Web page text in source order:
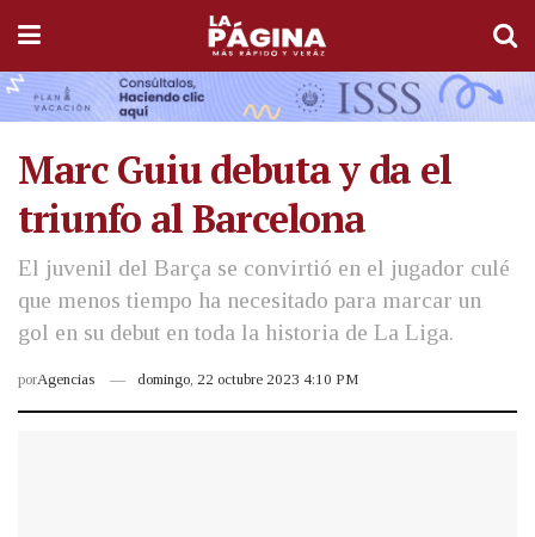
Marc Guiu debuta y da el
triunfo al Barcelona
El juvenil del Barça se convirtió en el jugador culé
que menos tiempo ha necesitado para marcar un
gol en su debut en toda la historia de La Liga.
porAgencias domingo, 22 octubre 2023 4:10 PM